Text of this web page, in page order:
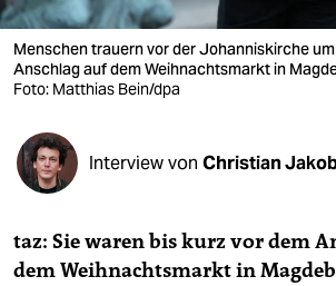
shop
fragen & hilfe
unterstützen
abo
genossenschaft
epaper login
Menschen trauern vor der Johanniskirche
Anschlag auf dem Weihnachtsmarkt in
Foto: Matthias Bein/dpa
Interview von Christian
taz: Sie waren bis kurz vor dem
dem Weihnachtsmarkt in